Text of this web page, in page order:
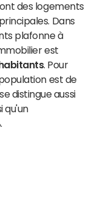
des logements
Dans
plafonne à
est
. Pour
est de
distingue aussi
qu'un